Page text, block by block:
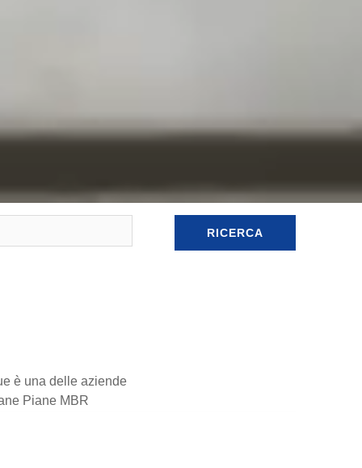
RICERCA
è una delle aziende
Piane MBR